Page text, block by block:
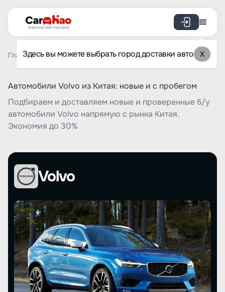
Агрегатор авто под заказ
Здесь вы можете выбрать город доставки авто X
Главная Список брендов Volvo
Автомобили Volvo из Китая: новые и с пробегом
Подбираем и доставляем новые и проверенные б/у
автомобили Volvo напрямую с рынка Китая.
Экономия до 30%
Volvo